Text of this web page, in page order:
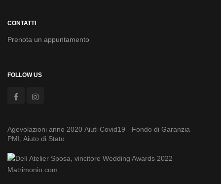
CONTATTI
Prenota un appuntamento
FOLLOW US
Agevolazioni anno 2020 Aiuti Covid19 - Fondo di Garanzia
PMI, Aiuto di Stato